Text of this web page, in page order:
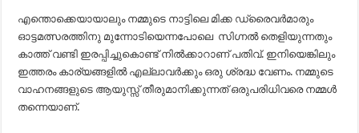
എന്തൊക്കെയായാലും നമ്മുടെ നാട്ടിലെ മിക്ക ഡ്രൈവര്‍മാരും
ഓട്ടമത്സരത്തിനു മുന്നോടിയെന്നപോലെ സിഗ്നല്‍ തെളിയുന്നതും
കാത്ത് വണ്ടി ഇരപ്പിച്ചുകൊണ്ട് നില്‍ക്കാറാണ് പതിവ്. ഇനിയെങ്കിലും
ഇത്തരം കാര്യങ്ങളില്‍ എല്ലാവര്‍ക്കും ഒരു ശ്രദ്ധ വേണം. നമ്മുടെ
വാഹനങ്ങളുടെ ആയുസ്സ് തീരുമാനിക്കുന്നത് ഒരുപരിധിവരെ നമ്മള്‍
തന്നെയാണ്.